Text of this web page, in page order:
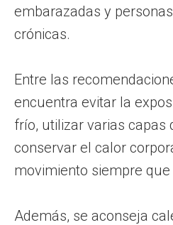
embarazadas y
crónicas.
Entre las
encuentra evitar la
frío, utilizar varias capas
conservar el calor
movimiento siempre que
Además, se aconseja